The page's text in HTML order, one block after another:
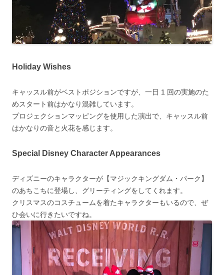
Holiday Wishes
キャッスル前がベストポジションですが、一日 1 回の実施のた
めスタート前はかなり混雑しています。
プロジェクションマッピングを使用した演出で、キャッスル前
はかなりの音と火花を感じます。
Special Disney Character Appearances
ディズニーのキャラクターが【マジックキングダム・パーク】
のあちこちに登場し、グリーティングをしてくれます。
クリスマスのコスチュームを着たキャラクターもいるので、ぜ
ひ会いに行きたいですね。